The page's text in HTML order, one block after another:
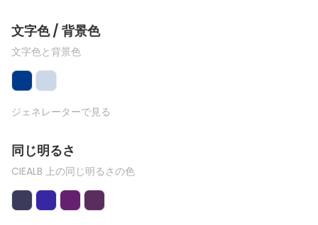
文字色 / 背景色
文字色と背景色
ジェネレーターで見る
同じ明るさ
CIEALB 上の同じ明るさの色